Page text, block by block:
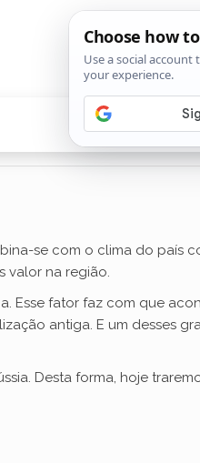
se com o clima do país
valor na região.
Esse fator faz com que
antiga. E um desses
Desta forma, hoje